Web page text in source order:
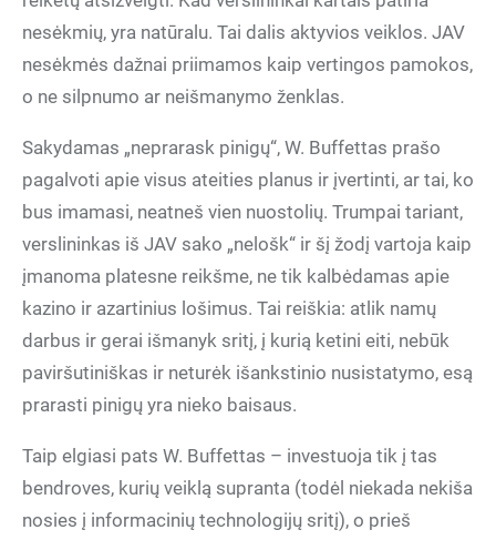
nesėkmių, yra natūralu. Tai dalis aktyvios veiklos. JAV
nesėkmės dažnai priimamos kaip vertingos pamokos,
o ne silpnumo ar neišmanymo ženklas.
Sakydamas „neprarask pinigų“, W. Buffettas prašo
pagalvoti apie visus ateities planus ir įvertinti, ar tai, ko
bus imamasi, neatneš vien nuostolių. Trumpai tariant,
verslininkas iš JAV sako „nelošk“ ir šį žodį vartoja kaip
įmanoma platesne reikšme, ne tik kalbėdamas apie
kazino ir azartinius lošimus. Tai reiškia: atlik namų
darbus ir gerai išmanyk sritį, į kurią ketini eiti, nebūk
paviršutiniškas ir neturėk išankstinio nusistatymo, esą
prarasti pinigų yra nieko baisaus.
Taip elgiasi pats W. Buffettas – investuoja tik į tas
bendroves, kurių veiklą supranta (todėl niekada nekiša
nosies į informacinių technologijų sritį), o prieš